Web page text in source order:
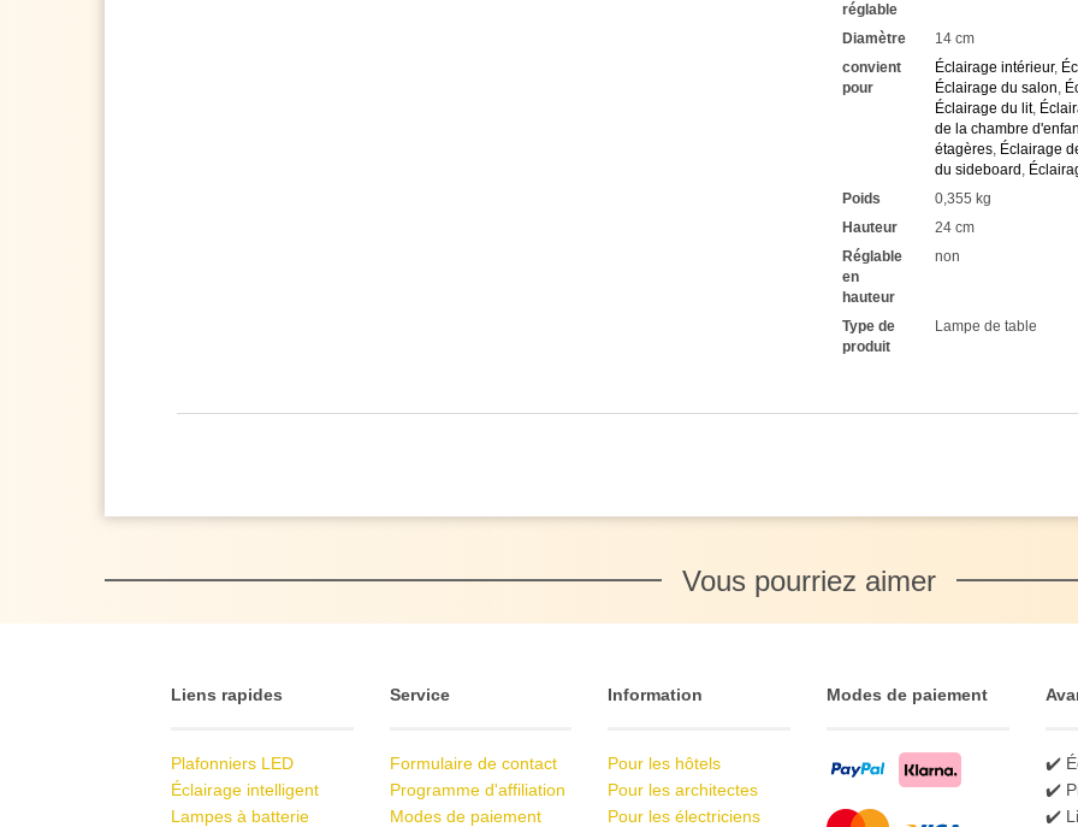
réglable
Diamètre
14 cm
convient
pour
Éclairage intérieur,
Éclairage du salon,
Éclairage du lit,
de la chambre
étagères, Éclairage
du sideboard ,
Poids
0,355 kg
Hauteur
24 cm
Réglable
en
hauteur
non
Type de
produit
Lampe de table
Vous pourriez aimer
Liens rapides
Plafonniers LED
Éclairage intelligent
Lampes à batterie
Service
Formulaire de contact
Programme d'affiliation
Modes de paiement
Information
Pour les hôtels
Pour les architectes
Pour les électriciens
Modes de paiement
✔️
✔️
✔️